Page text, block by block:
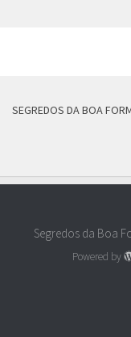
SEGREDOS DA BOA
Segredos da Boa
Powered by